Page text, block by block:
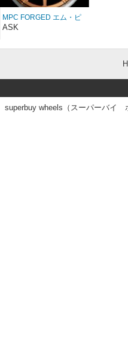
MPC FORGED エム・ピ
ーシー フォージド MPC
ASK
superbuy wheels（スーパーバイ